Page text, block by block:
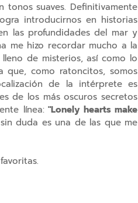
suaves. Definitivamente
introducirnos en historias
las profundidades del mar y
me hizo recordar mucho a la
de misterios, así como lo
como ratoncitos, somos
de la intérprete es
de los más oscuros secretos
línea:"Lonely hearts make
duda es una de las que me